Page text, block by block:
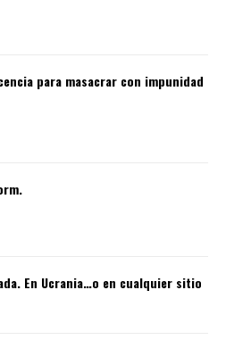
para masacrar con impunidad
En Ucrania…o en cualquier sitio